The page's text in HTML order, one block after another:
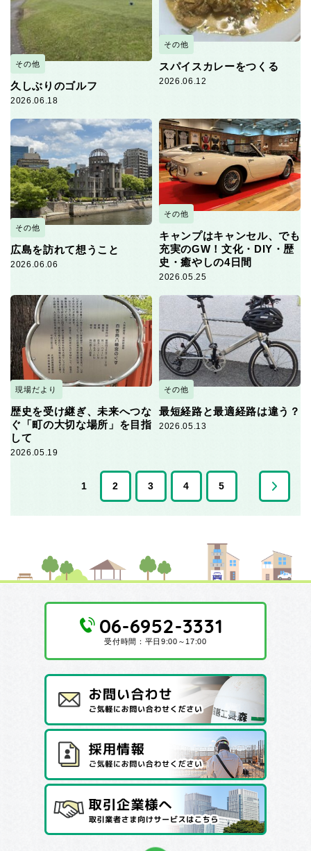
その他
久しぶりのゴルフ
2026.06.18
その他
スパイスカレーをつくる
2026.06.12
その他
広島を訪れて想うこと
2026.06.06
その他
キャンプはキャンセル、でも
充実のGW！文化・DIY・歴
史・癒やしの4日間
2026.05.25
現場だより
歴史を受け継ぎ、未来へつな
ぐ「町の大切な場所」を目指
して
2026.05.19
その他
最短経路と最適経路は違う？
2026.05.13
1 2 3 4 5
06-6952-3331
受付時間：平日9:00～17:00